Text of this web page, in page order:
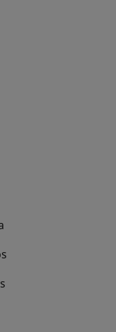
nueva